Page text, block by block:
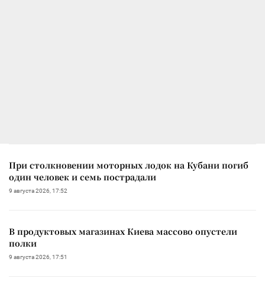
При столкновении моторных лодок на Кубани погиб
один человек и семь пострадали
9 августа 2026, 17:52
В продуктовых магазинах Киева массово опустели
полки
9 августа 2026, 17:51